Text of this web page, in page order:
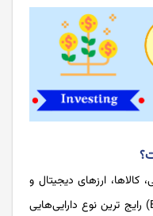
کالاها، ارزهای دیجیتال و
صندوق‌های قابل معامله در بورس (ETF) رایج ‌ترین نوع دارایی‌هایی